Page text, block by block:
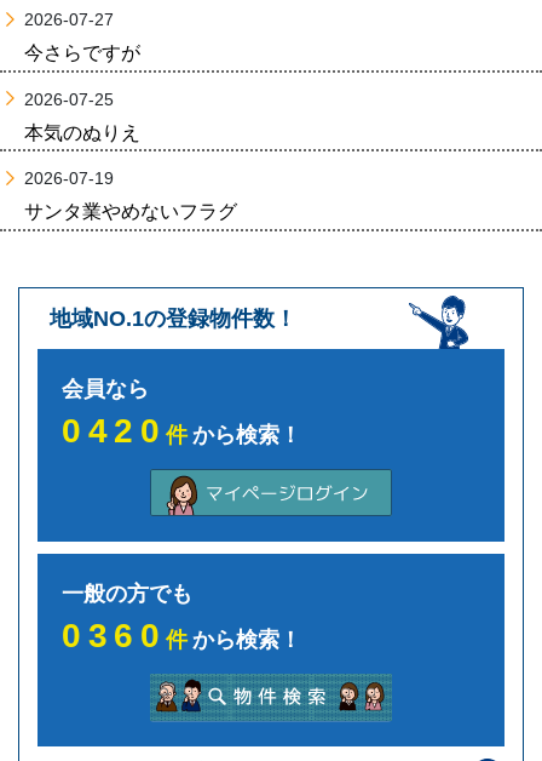
2026-07-27
今さらですが
2026-07-25
本気のぬりえ
2026-07-19
サンタ業やめないフラグ
地域NO.1の登録物件数！
会員なら
0420件から検索！
一般の方でも
0360件から検索！